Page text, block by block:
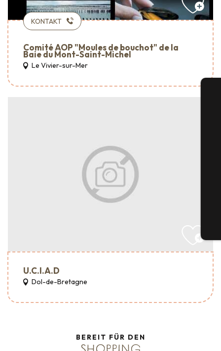
KONTAKT
Comité AOP "Moules de bouchot" de la
Baie du Mont-Saint-Michel
Le Vivier-sur-Mer
U.C.I.A.D
Dol-de-Bretagne
BEREIT FÜR DEN